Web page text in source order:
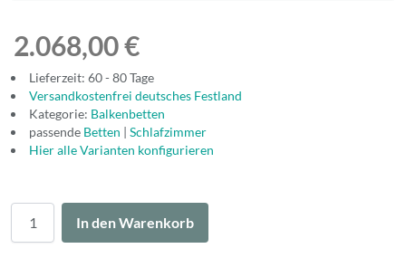
2.068,00 €
Lieferzeit: 60 - 80 Tage
Versandkostenfrei deutsches Festland
Kategorie: Balkenbetten
passende Betten | Schlafzimmer
Hier alle Varianten konfigurieren
In den Warenkorb